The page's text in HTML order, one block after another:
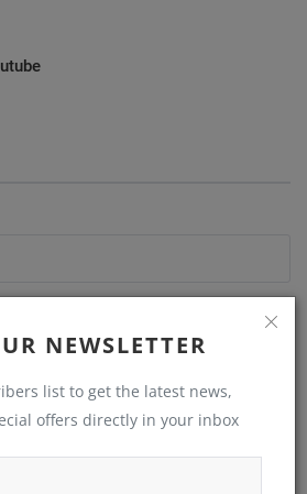
NEWSLETTER
list to get the latest news,
offers directly in your inbox